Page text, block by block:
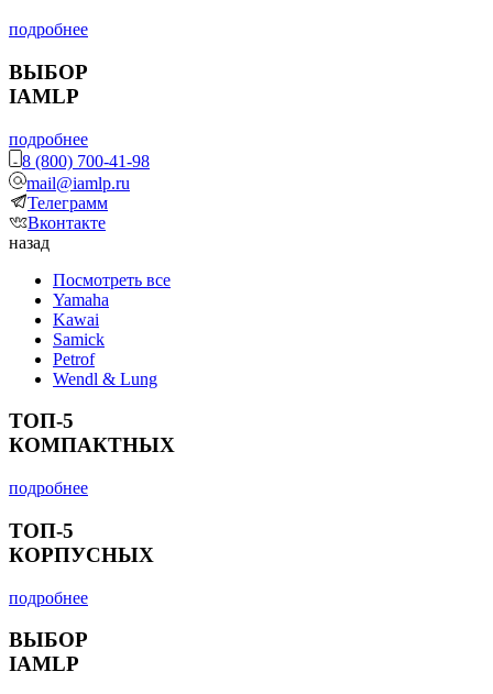
подробнее
ВЫБОР
IAMLP
подробнее
8 (800) 700-41-98
mail@iamlp.ru
Телеграмм
Вконтакте
назад
Посмотреть все
Yamaha
Kawai
Samick
Petrof
Wendl & Lung
ТОП-5
КОМПАКТНЫХ
подробнее
ТОП-5
КОРПУСНЫХ
подробнее
ВЫБОР
IAMLP